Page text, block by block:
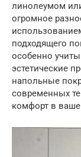
линолеумом
огромное
подходящего
особенно
эстетические
напольные
современных
комфорт в